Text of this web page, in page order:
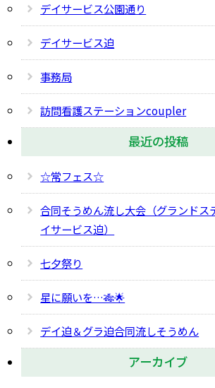
デイサービス公園通り
デイサービス迫
事務局
訪問看護ステーションcoupler
最近の投稿
☆常フェス☆
合同そうめん流し大会（グランドス
イサービス迫）
七夕祭り
星に願いを…🎋🌟
デイ迫＆グラ迫合同流しそうめん
アーカイブ